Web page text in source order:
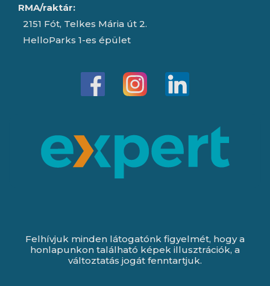
RMA/raktár:
2151 Fót, Telkes Mária út 2.
HelloParks 1-es épület
Felhívjuk minden látogatónk figyelmét, hogy a
honlapunkon található képek illusztrációk, a
változtatás jogát fenntartjuk.